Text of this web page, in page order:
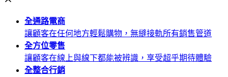
全通路電商
讓顧客在任何地方輕鬆購物，無縫接軌所有銷售管道
全方位零售
讓顧客在線上與線下都能被辨識，享受超乎期待體驗
全整合行銷